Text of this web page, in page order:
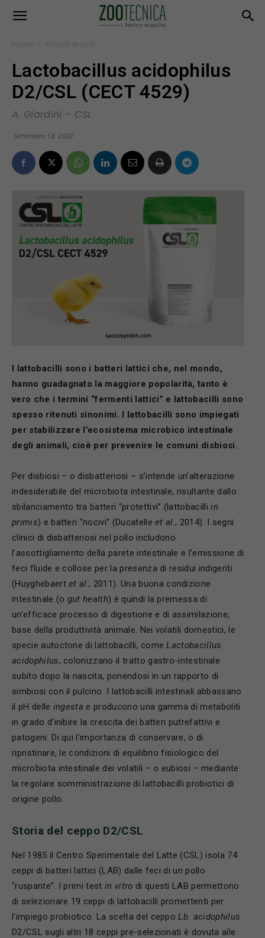
Home Articoli tecnici
Lactobacillus acidophilus
D2/CSL (CECT 4529)
A. Giardini – CSL
Settembre 18, 2020
I lattobacilli sono i batteri lattici che, nel mondo,
hanno guadagnato la maggiore popolarità, tanto è
vero che i termini “fermenti lattici” e lattobacilli sono
spesso ritenuti sinonimi. I lattobacilli sono impiegati
per stabilizzare l’ecosistema microbico intestinale
degli animali, cioè per prevenire le comuni disbiosi.
Per disbiosi – o disbatteriosi – s’intende un’alterazione
indesiderabile del microbiota intestinale, risultante dallo
sbilanciamento tra batteri “protettivi” (lattobacilliin
primis) e batteri “nocivi” (Ducatelleet al., 2014). I segni
clinici di disbatteriosi nel pollo includono
l’assottigliamento della parete intestinale e l’emissione di
feci fluide e collose per la presenza di residui indigeriti
(Huyghebaertet al., 2011). Una buona condizione
intestinale (o gut health) è quindi la premessa di
un’efficace processo di digestione e di assimilazione,
base della produttività animale. Nei volatili domestici, le
specie autoctone di lattobacilli, comeLactobacillus
acidophilus, colonizzano il tratto gastro-intestinale
subito dopo la nascita, ponendosi in un rapporto di
simbiosi con il pulcino. I lattobacilli intestinali abbassano
il pH delle ingesta e producono una gamma di metaboliti
in grado d’inibire la crescita dei batteri putrefattivi e
patogeni. Di qui l’importanza di conservare, o di
ripristinare, le condizioni di equilibrio fisiologico del
microbiota intestinale dei volatili – o eubiosi – mediante
la regolare somministrazione di lattobacilli probiotici di
origine pollo.
Storia del ceppo D2/CSL
Nel 1985 il Centro Sperimentale del Latte (CSL) isola 74
ceppi di batteri lattici (LAB) dalle feci di un pollo
“ruspante”. I primi testin vitro di questi LAB permettono
di selezionare 19 ceppi di lattobacilli promettenti per
l’impiego probiotico. La scelta del ceppoLb. acidophilus
D2/CSL sugli altri 18 ceppi pre-selezionati è dovuta alle